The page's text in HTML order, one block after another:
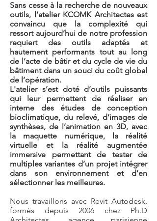
Sans cesse à la recherche de nouveaux
outils, l’atelier KCOMK Architectes est
convaincu que la complexité qui
ressort aujourd’hui de notre profession
requiert des outils adaptés et
hautement performants tout au long
de l’acte de bâtir et du cycle de vie du
bâtiment dans un souci du coût global
de l’opération.
L'atelier s’est doté d’outils puissants
qui leur permettent de réaliser en
interne des études de conception
bioclimatique, du relevé, d’images de
synthèses, de l’animation en 3D, avec
la maquette numérique, la réalité
virtuelle et la réalité augmentée
immersive permettant de tester de
multiples variantes d’un projet intégrer
dans son environnement et d’en
sélectionner les meilleures.
Nous travaillons avec Revit Autodesk,
formés depuis 2006 chez Ph.D